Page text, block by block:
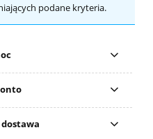
podane kryteria.
dostawa